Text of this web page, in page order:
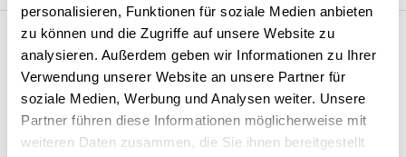
personalisieren, Funktionen für soziale Medien anbieten
zu können und die Zugriffe auf unsere Website zu
analysieren. Außerdem geben wir Informationen zu Ihrer
Verwendung unserer Website an unsere Partner für
soziale Medien, Werbung und Analysen weiter. Unsere
Partner führen diese Informationen möglicherweise mit
weiteren Daten zusammen, die Sie ihnen bereitgestellt